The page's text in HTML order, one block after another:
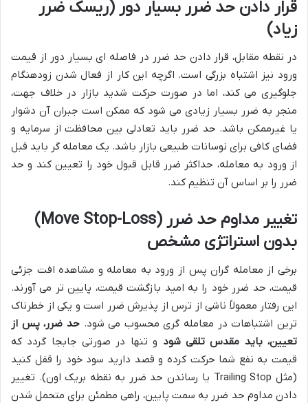
قرار دادن حد ضرر بسیار دور (ریسک ضرر
زیاد)
در نقطه مقابل، قرار دادن حد ضرر در فاصله ای بسیار دور از قیمت
ورود نیز اشتباه بزرگی است. اگرچه این کار از فعال شدن زودهنگام
جلوگیری می کند، اما در صورت حرکت شدید بازار در خلاف جهت،
منجر به ضرر بسیار زیادی می شود که ممکن است جبران آن دشوار
یا غیرممکن باشد. حد ضرر باید تعادلی بین محافظت از سرمایه و
فضای کافی برای نوسانات طبیعی بازار باشد. یک معامله گر باید قبل
از ورود به معامله، حداکثر ضرر قابل قبول خود را تعیین کند و حد
ضرر را بر اساس آن تنظیم کند.
تغییر مداوم حد ضرر (Move Stop-Loss)
بدون استراتژی مشخص
برخی از معامله گران پس از ورود به معامله و مشاهده افت جزئی
قیمت، حد ضرر خود را به امید بازگشت قیمت، پایین تر می آورند.
این رفتار معمولاً ناشی از ترس از پذیرش ضرر است و یکی از خطرناک
ترین اشتباهات در معامله گری محسوب می شود.حد ضرر، پس از
تعیین، باید مقدس تلقی شود و تنها در صورتی جابجا گردد که
قیمت به نفع شما حرکت کرده و قصد دارید سود خود را قفل کنید
(مثل Trailing Stop یا رساندن حد ضرر به نقطه بریک اون). تغییر
دادن مداوم حد ضرر به سمت پایین، راهی مطمئن برای متحمل شدن